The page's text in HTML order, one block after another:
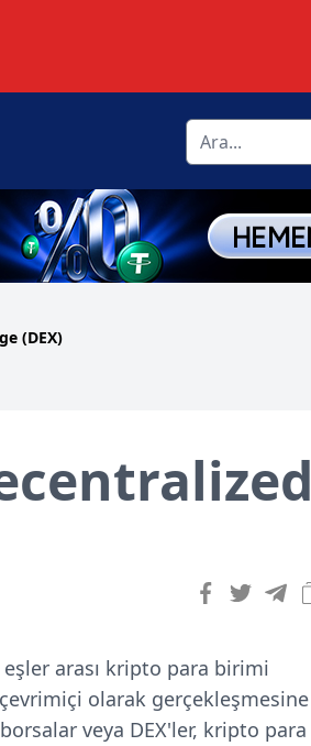
(DEX)
arası kripto para birimi
olarak gerçekleşmesine
veya DEX'ler, kripto para